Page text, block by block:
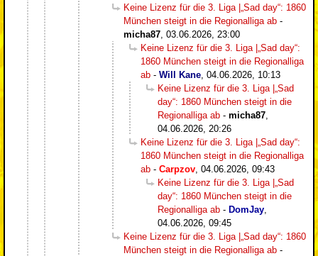
Keine Lizenz für die 3. Liga |„Sad day“: 1860
München steigt in die Regionalliga ab -
micha87 03.06.2026, 23:00
Keine Lizenz für die 3. Liga |„Sad day“:
1860 München steigt in die Regionalliga
ab - Will Kane 04.06.2026, 10:13
Keine Lizenz für die 3. Liga |„Sad
day“: 1860 München steigt in die
Regionalliga ab - micha87
04.06.2026, 20:26
Keine Lizenz für die 3. Liga |„Sad day“:
1860 München steigt in die Regionalliga
ab - Carpzov 04.06.2026, 09:43
Keine Lizenz für die 3. Liga |„Sad
day“: 1860 München steigt in die
Regionalliga ab - DomJay
04.06.2026, 09:45
Keine Lizenz für die 3. Liga |„Sad day“: 1860
München steigt in die Regionalliga ab -